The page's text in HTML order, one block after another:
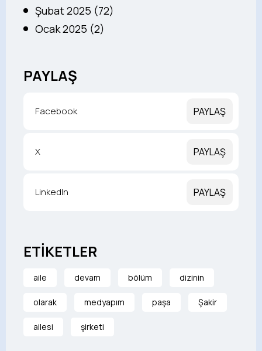
Şubat 2025 (72)
Ocak 2025 (2)
PAYLAŞ
Facebook PAYLAŞ
X PAYLAŞ
LinkedIn PAYLAŞ
ETİKETLER
aile devam bölüm dizinin
olarak medyapım paşa Şakir
ailesi şirketi